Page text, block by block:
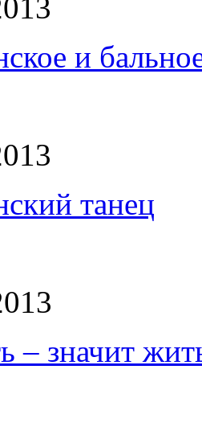
и
танец
– значит